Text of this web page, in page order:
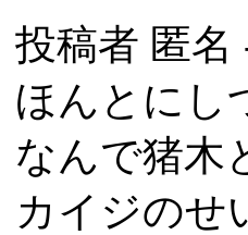
投稿者 匿名
ほんとにし
なんで猪木
カイジのせ